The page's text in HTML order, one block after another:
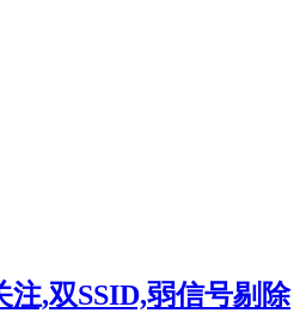
注,双SSID,弱信号剔除